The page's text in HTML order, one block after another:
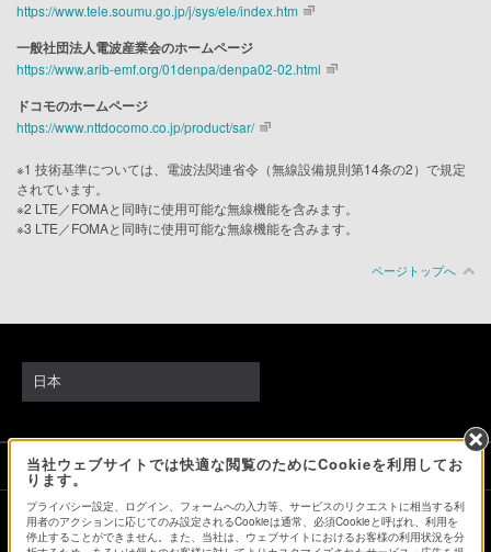
https://www.tele.soumu.go.jp/j/sys/ele/index.htm
一般社団法人電波産業会のホームページ
https://www.arib-emf.org/01denpa/denpa02-02.html
ドコモのホームページ
https://www.nttdocomo.co.jp/product/sar/
※1 技術基準については、電波法関連省令（無線設備規則第14条の2）で規定
されています。
※2 LTE／FOMAと同時に使用可能な無線機能を含みます。
※3 LTE／FOMAと同時に使用可能な無線機能を含みます。
ページトップへ
当社ウェブサイトでは快適な閲覧のためにCookieを利用してお
ります。
プライバシー設定、ログイン、フォームへの入力等、サービスのリクエストに相当する利
用者のアクションに応じてのみ設定されるCookieは通常、必須Cookieと呼ばれ、利用を
停止することができません。また、当社は、ウェブサイトにおけるお客様の利用状況を分
日本
ソニーストアでのお買い物にあたって
会社情報 採用情報 特約店のご案内 ニュースリリース